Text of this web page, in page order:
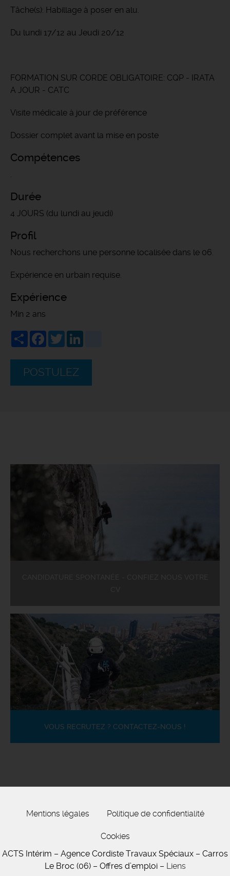
Tâche(s): Habillage à poser en alu.
Du lundi 17/12 au Jeudi 20/12
FORMATION SUR CORDE OBLIGATOIRE: CQP - IRATA
A JOUR - CATC
Visite médicale à jour de préférence
Dossier complet avant la mise en poste
Compétences
.
Durée
4 JOURS (du lundi au jeudi)
Profil
Nous recherchons une personne localisée dans le 06.
Expérience en urbain requise.
Expérience
Min 2 ans
ShareFacebook
Twitter
POSTULEZ
VOUS RECRUTEZ ? CONTACTEZ-NOUS !
Mentions légales Politique de confidentialité
Cookies
ACTS Intérim – Agence Cordiste Travaux Spéciaux – Carros
Le Broc (06) – Offres d’emploi – Liens